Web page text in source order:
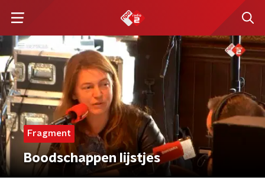
Fragment
Boodschappen lijstjes